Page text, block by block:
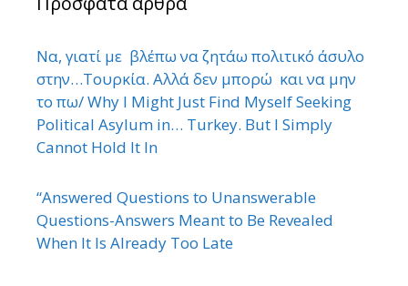
Να, γιατί με βλέπω να ζητάω πολιτικό άσυλο
στην…Τουρκία. Αλλά δεν μπορώ και να μην
το πω/ Why I Might Just Find Myself Seeking
Political Asylum in… Turkey. But I Simply
Cannot Hold It In
“Answered Questions to Unanswerable
Questions-Answers Meant to Be Revealed
When It Is Already Too Late